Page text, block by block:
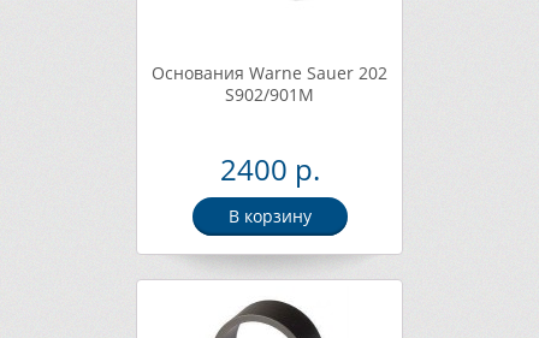
Основания Warne Sauer 202
S902/901M
2400 р.
В корзину